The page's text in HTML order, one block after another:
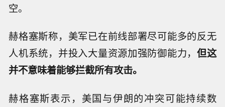
空。
赫格塞斯称，美军已在前线部署尽可能多的反无
人机系统，并投入大量资源加强防御能力，但这
并不意味着能够拦截所有攻击。
赫格塞斯表示，美国与伊朗的冲突可能持续数